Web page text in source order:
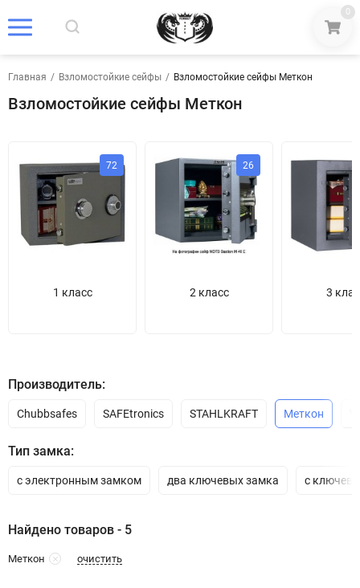
0
Главная / Взломостойкие сейфы / Взломостойкие сейфы Меткон
Взломостойкие сейфы Меткон
1 класс
72
2 класс
26
3
Производитель:
Chubbsafes SAFEtronics STAHLKRAFT Меткон
Тип замка:
с электронным замком два ключевых замка с
Найдено товаров - 5
Меткон очистить